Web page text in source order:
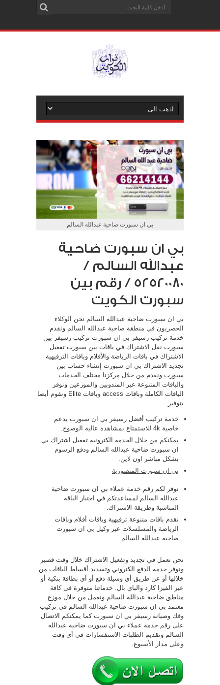
بي ان سبورت ضاحية عبدالله السالم
بي ان سبورت ضاحية
عبدالله السالم /
52520080 / رقم بين
سبورت الكويت
بي ان سبورت ضاحية عبدالله السالم نحن الوكلاء
الحصريون في منطقة ضاحية عبدالله السالم ونقدم
خدمة تركيب رسيفر بي ان سبورت تركيب رسيفر بين
سبورت نقل الاشتراك في باقات بين سبورت تفعيل
الاشتراك في باقات الرياضة والأفلام وباقات الترفيهية
تجديد الاشتراك بي ان سبورت إنشاء حساب بين
سبورت ونقدم من خلال مركزنا مختلف الخدمات
والباقات المتنوعة عبر المندوبين والموزعين ونوفر
الباقات الكاملة وباقات access وباقات Elite ونقوم أيضا
بتوفير:
خدمة تركيب أفضل رسيفر بي ان سبورت يدعم
خاصية 4k للاستمتاع بمشاهدة عالية الوضوح.
يمكنكم من خلال الخدمة الكترونية تفعيل اشتراك بي
ان سبورت ضاحية عبدالله السالم ودفع الرسوم
بشكل مباشر اون لاين.
بي ان سبورت المنصورية
نوفر لكم رقم خدمة عملاء بي ان سبورت ضاحية
عبدالله السالم لمساعدتكم في اختيار الباقة
المناسبة وطريقة الاشتراك.
نقدم باقات متنوعة ترفيهية وباقات أفلام وباقات
الرياضة والمسلسلات عبر وكيل بي ان سبورت
ضاحية عبدالله السالم.
نحن نعمل في تجديد وتفعيل الاشتراك خلال وقت قصير
ونوفر خدمة الدفع الكتروني وتسديد أقساط الباقات من
خلالها أو عن طريق أي وسيلة دفع أو أي بطاقة بنكية أو
عبر الفيزا كارد والباي بال. خدماتنا متوفرة في كافة
مناطق ضاحية عبدالله السالم ونعمل من خلال موزع
معتمد بي ان سبورت ضاحية عبدالله السالم في تركيب
وفك وصيانة رسيفر بي ان سبورت كما يمكنكم الاتصال
على رقم خدمة عملاء بي ان سبورت ضاحية عبدالله
السالم وتقديم الطلبات الاستفسارات في أي وقت
وعلى مدار الأسبوع.